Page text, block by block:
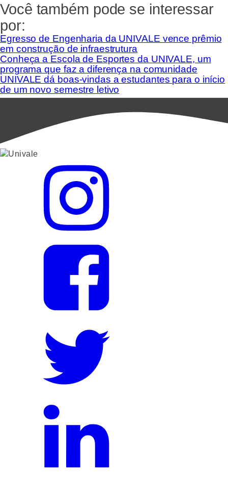
Você também pode se interessar
por:
Egresso de Engenharia da UNIVALE vence prêmio
em construção de infraestrutura
Conheça a Escola de Esportes da UNIVALE, um
programa que faz a diferença na comunidade
UNIVALE dá boas-vindas a estudantes para o início
de um novo semestre letivo